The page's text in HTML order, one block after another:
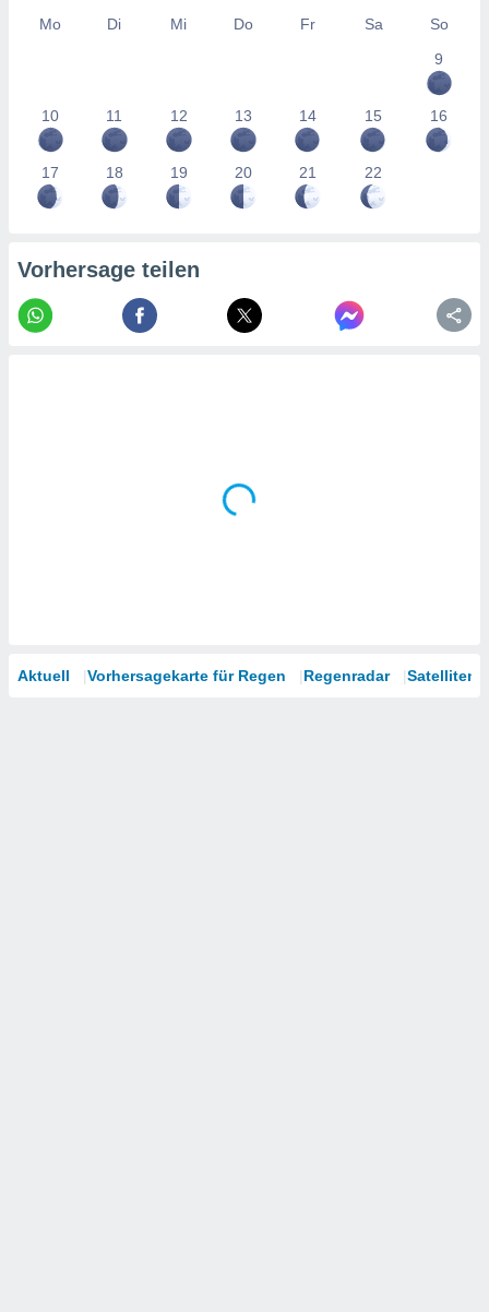
von
1199
Mo Di Mi Do Fr Sa
So
9
10 11 12 13 14 15 16
17 18 19 20 21 22
Vorhersage teilen
Aktuell Vorhersagekarte für Regen Regenradar Satelliten